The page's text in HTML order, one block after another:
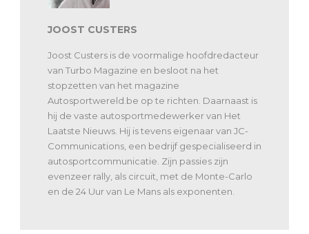
JOOST CUSTERS
Joost Custers is de voormalige hoofdredacteur
van Turbo Magazine en besloot na het
stopzetten van het magazine
Autosportwereld.be op te richten. Daarnaast is
hij de vaste autosportmedewerker van Het
Laatste Nieuws. Hij is tevens eigenaar van JC-
Communications, een bedrijf gespecialiseerd in
autosportcommunicatie. Zijn passies zijn
evenzeer rally, als circuit, met de Monte-Carlo
en de 24 Uur van Le Mans als exponenten.